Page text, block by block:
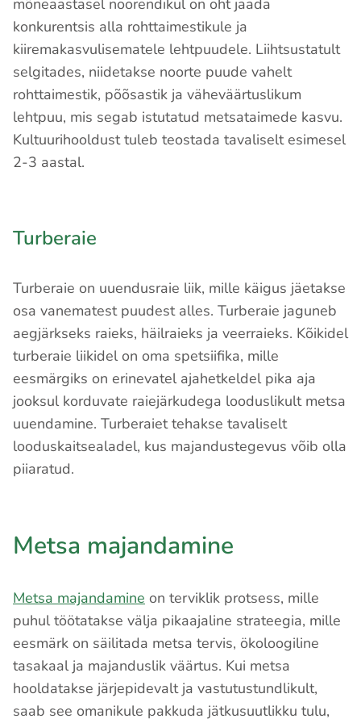
mõneaastasel noorendikul on oht jääda
konkurentsis alla rohttaimestikule ja
kiiremakasvulisematele lehtpuudele. Liihtsustatult
selgitades, niidetakse noorte puude vahelt
rohttaimestik, põõsastik ja väheväärtuslikum
lehtpuu, mis segab istutatud metsataimede kasvu.
Kultuurihooldust tuleb teostada tavaliselt esimesel
2-3 aastal.
Turberaie
Turberaie on uuendusraie liik, mille käigus jäetakse
osa vanematest puudest alles. Turberaie jaguneb
aegjärkseks raieks, häilraieks ja veerraieks. Kõikidel
turberaie liikidel on oma spetsiifika, mille
eesmärgiks on erinevatel ajahetkeldel pika aja
jooksul korduvate raiejärkudega looduslikult metsa
uuendamine. Turberaiet tehakse tavaliselt
looduskaitsealadel, kus majandustegevus võib olla
piiaratud.
Metsa majandamine
Metsa majandamine on terviklik protsess, mille
puhul töötatakse välja pikaajaline strateegia, mille
eesmärk on säilitada metsa tervis, ökoloogiline
tasakaal ja majanduslik väärtus. Kui metsa
hooldatakse järjepidevalt ja vastutustundlikult,
saab see omanikule pakkuda jätkusuutlikku tulu,